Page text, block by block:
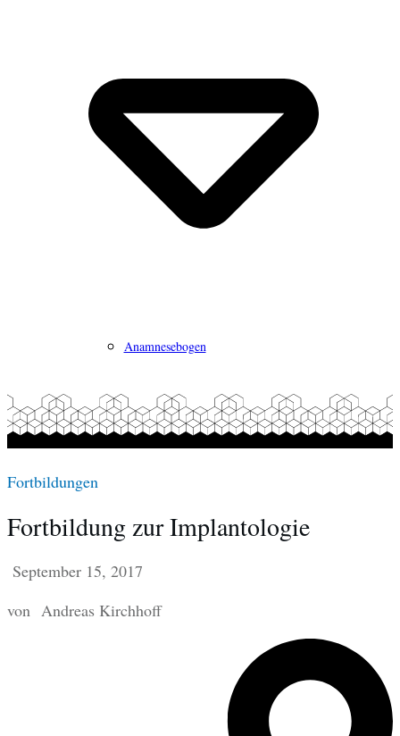
Anamnesebogen
Fortbildungen
Fortbildung zur Implantologie
September 15, 2017
von Andreas Kirchhoff